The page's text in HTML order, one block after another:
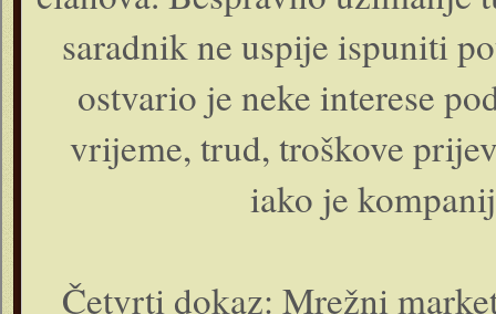
saradnik ne uspije ispuniti
ostvario je neke interese
vrijeme, trud, troškove
iako je
Četvrti dokaz: Mrežni